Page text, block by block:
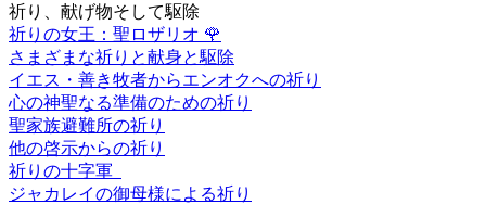
祈り、献げ物そして駆除
祈りの女王：聖ロザリオ 🌹
さまざまな祈りと献身と駆除
イエス・善き牧者からエンオクへの祈り
心の神聖なる準備のための祈り
聖家族避難所の祈り
他の啓示からの祈り
祈りの十字軍
ジャカレイの御母様による祈り